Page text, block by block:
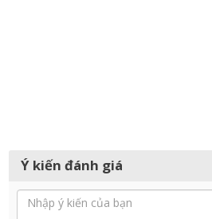
Ý kiến đánh giá